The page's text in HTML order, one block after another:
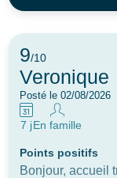
9/10
Veronique
Posté le 02/08/2026
7 jEn famille
Points positifs
Bonjour, accueil